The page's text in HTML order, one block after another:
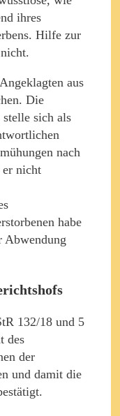
ihres
Hilfe zur
aus
Die
sich als
nach
nicht
habe
Abwendung
132/18 und 5
des
der
und damit die